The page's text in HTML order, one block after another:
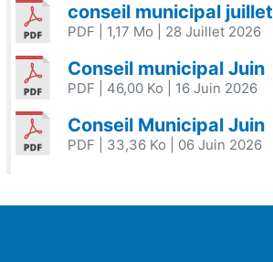
conseil municipal juillet
PDF | 1,17 Mo | 28 Juillet 2026
Conseil municipal Juin
PDF | 46,00 Ko | 16 Juin 2026
Conseil Municipal Juin
PDF | 33,36 Ko | 06 Juin 2026